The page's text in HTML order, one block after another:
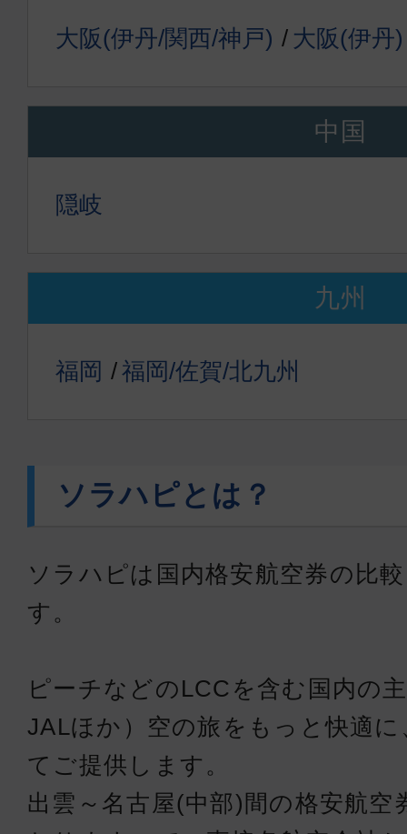
大阪(伊丹/関西/神戸) 大阪(伊丹)
中国
隠岐
九州
福岡 福岡/佐賀/北九州
ソラハピとは？
ソラハピは国内格安航空券の比
す。
ピーチなどのLCCを含む国内の
JALほか）空の旅をもっと快適
てご提供します。
出雲～名古屋(中部)間の格安航